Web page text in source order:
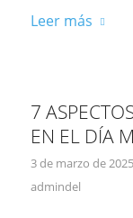
Leer más
7
EN EL DÍA
3 de marzo de 2025
admindel